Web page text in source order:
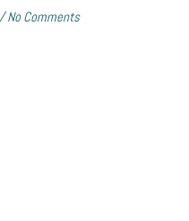
/ No Comments